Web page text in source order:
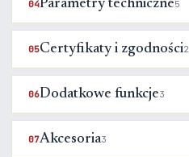
04Parametry techniczne5
05Certyfikaty i zgodności2
06Dodatkowe funkcje3
07Akcesoria3